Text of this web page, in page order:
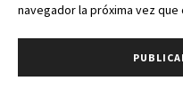
navegador la próxima vez que